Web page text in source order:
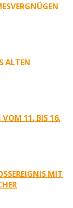
ALTEN
11. BIS 16.
MIT S
S